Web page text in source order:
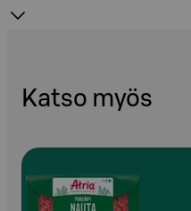
Katso myös